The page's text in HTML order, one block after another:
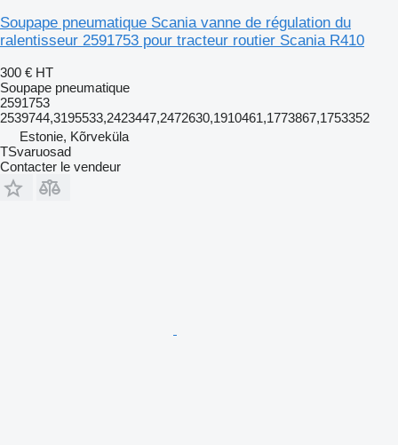
Soupape pneumatique Scania vanne de régulation du
ralentisseur 2591753 pour tracteur routier Scania R410
300 € HT
Soupape pneumatique
2591753
2539744,3195533,2423447,2472630,1910461,1773867,1753352
Estonie, Kõrveküla
TSvaruosad
Contacter le vendeur